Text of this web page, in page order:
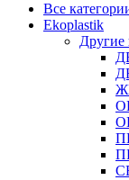
Все
Ekoplastik
Другие